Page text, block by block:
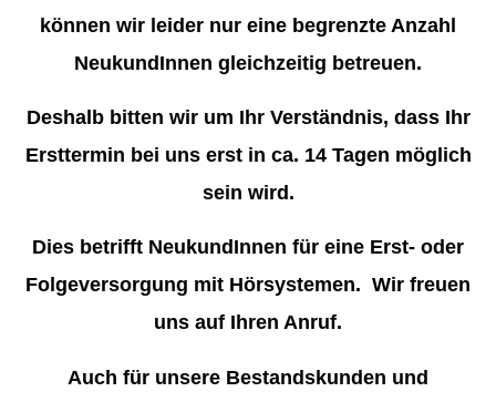
können wir leider nur eine begrenzte Anzahl
NeukundInnen gleichzeitig betreuen.
Deshalb bitten wir um Ihr Verständnis, dass Ihr
Ersttermin bei uns erst in ca. 14 Tagen möglich
sein wird.
Dies betrifft NeukundInnen für eine Erst- oder
Folgeversorgung mit Hörsystemen. Wir freuen
uns auf Ihren Anruf.
Auch für unsere Bestandskunden und